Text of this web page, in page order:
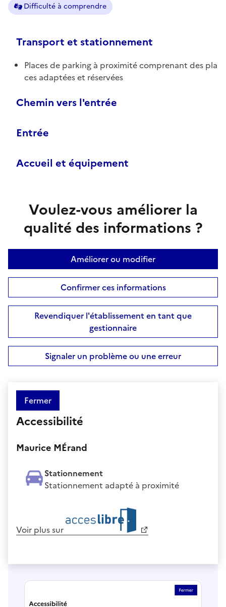
Difficulté à comprendre
Transport et stationnement
Places de parking à proximité comprenant des pla
ces adaptées et réservées
Chemin vers l'entrée
Entrée
Accueil et équipement
Voulez-vous améliorer la
qualité des informations ?
Améliorer ou modifier
Confirmer ces informations
Revendiquer l'établissement en tant que
gestionnaire
Signaler un problème ou une erreur
Fermer
Accessibilité
Maurice MÉrand
Stationnement
Stationnement adapté à proximité
Voir plus sur